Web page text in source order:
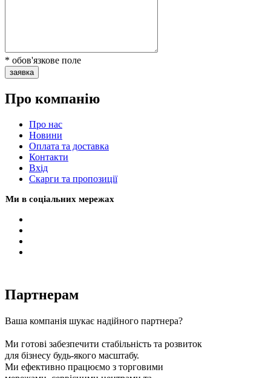
* обов'язкове поле
заявка
Про компанію
Про нас
Новини
Оплата та доставка
Контакти
Вхiд
Скарги та пропозиції
Ми в соціальних мережах
Партнерам
Ваша компанія шукає надійного партнера?
Ми готові забезпечити стабільність та розвиток
для бізнесу будь-якого масштабу.
Ми ефективно працюємо з торговими